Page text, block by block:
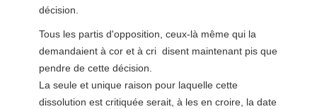
décision.
Tous les partis d'opposition, ceux-là même qui la
demandaient à cor et à cri disent maintenant pis que
pendre de cette décision.
La seule et unique raison pour laquelle cette
dissolution est critiquée serait, à les en croire, la date